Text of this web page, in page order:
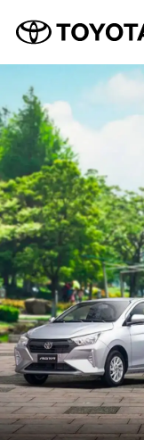
Encuentra tu
Compra tu Toyota
Servicios Toyota
Mundo Toyota
Contáctanos
Consultas